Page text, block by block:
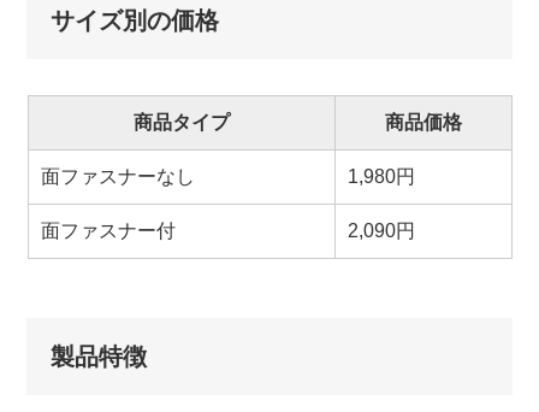
サイズ別の価格
商品タイプ 商品価格
面ファスナーなし 1,980円
面ファスナー付 2,090円
製品特徴